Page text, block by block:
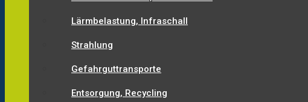
Lärmbelastung, Infraschall
Strahlung
Gefahrguttransporte
Entsorgung, Recycling